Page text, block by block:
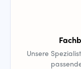
Unsere